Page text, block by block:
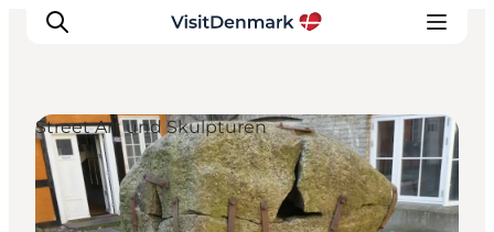
Inspiration
Regionen
Street Art und Skulpturen